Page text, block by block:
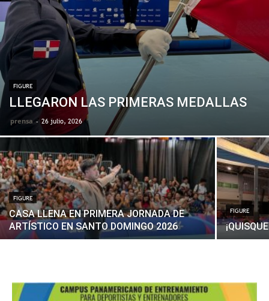
FIGURE
LLEGARON LAS PRIMERAS MEDALLAS
prensa - 26 julio, 2026
FIGURE
CASA LLENA EN PRIMERA JORNADA DE
ARTÍSTICO EN SANTO DOMINGO 2026
FIGURE